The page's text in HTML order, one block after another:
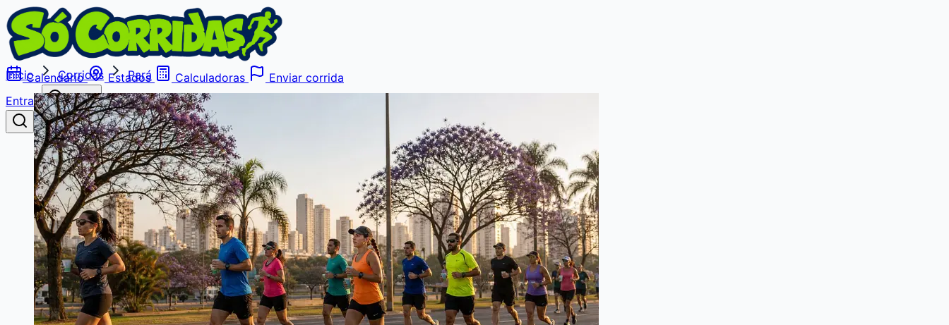
Calendário Estados Calculadoras
Enviar corrida
Entrar
Buscar
Início Corridas Pará